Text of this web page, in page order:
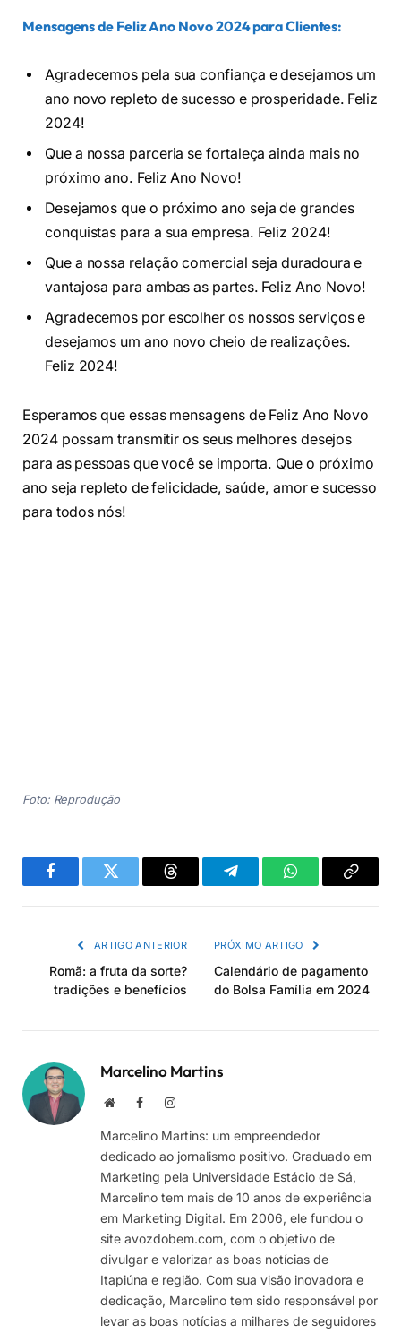
Mensagens de Feliz Ano Novo 2024 para Clientes:
Agradecemos pela sua confiança e desejamos um
ano novo repleto de sucesso e prosperidade. Feliz
2024!
Que a nossa parceria se fortaleça ainda mais no
próximo ano. Feliz Ano Novo!
Desejamos que o próximo ano seja de grandes
conquistas para a sua empresa. Feliz 2024!
Que a nossa relação comercial seja duradoura e
vantajosa para ambas as partes. Feliz Ano Novo!
Agradecemos por escolher os nossos serviços e
desejamos um ano novo cheio de realizações.
Feliz 2024!
Esperamos que essas mensagens de Feliz Ano Novo
2024 possam transmitir os seus melhores desejos
para as pessoas que você se importa. Que o próximo
ano seja repleto de felicidade, saúde, amor e sucesso
para todos nós!
Foto: Reprodução
FacebookTwitter Threads TelegramWhatsAppCopiar
ARTIGO ANTERIOR
Romã: a fruta da sorte?
tradições e benefícios
PRÓXIMO ARTIGO
Calendário de pagamento
do Bolsa Família em 2024
Marcelino Martins
Site FacebookInstagram
Marcelino Martins: um empreendedor
dedicado ao jornalismo positivo. Graduado em
Marketing pela Universidade Estácio de Sá,
Marcelino tem mais de 10 anos de experiência
em Marketing Digital. Em 2006, ele fundou o
site avozdobem.com, com o objetivo de
divulgar e valorizar as boas notícias de
Itapiúna e região. Com sua visão inovadora e
dedicação, Marcelino tem sido responsável por
levar as boas notícias a milhares de seguidores